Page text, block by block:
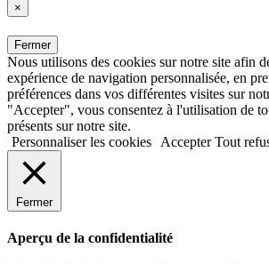
×
Fermer
Nous utilisons des cookies sur notre site afin
expérience de navigation personnalisée, en
préférences dans vos différentes visites sur
"Accepter", vous consentez à l'utilisation de
présents sur notre site.
Personnaliser les cookies
Accepter Tout
Fermer
Aperçu de la confidentialité